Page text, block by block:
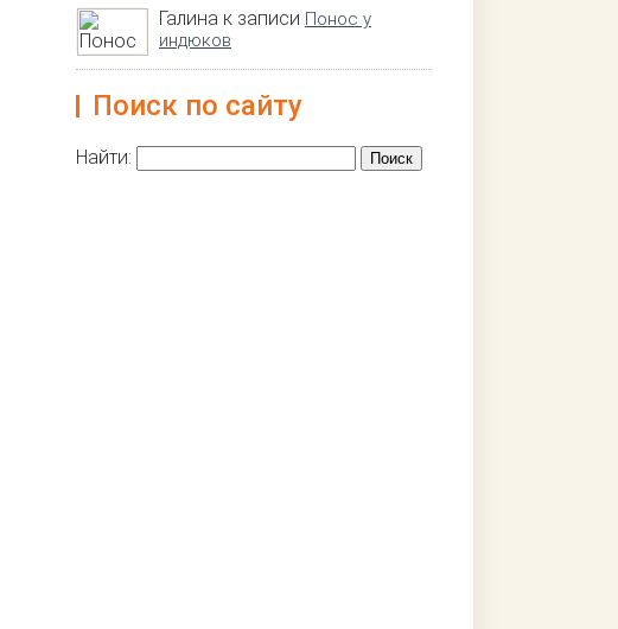
Галина к записи Понос у
индюков
Поиск по сайту
Найти: